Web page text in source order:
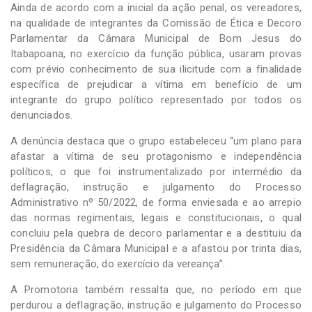
Ainda de acordo com a inicial da ação penal, os vereadores,
na qualidade de integrantes da Comissão de Ética e Decoro
Parlamentar da Câmara Municipal de Bom Jesus do
Itabapoana, no exercício da função pública, usaram provas
com prévio conhecimento de sua ilicitude com a finalidade
específica de prejudicar a vítima em benefício de um
integrante do grupo político representado por todos os
denunciados.
A denúncia destaca que o grupo estabeleceu “um plano para
afastar a vítima de seu protagonismo e independência
políticos, o que foi instrumentalizado por intermédio da
deflagração, instrução e julgamento do Processo
Administrativo nº 50/2022, de forma enviesada e ao arrepio
das normas regimentais, legais e constitucionais, o qual
concluiu pela quebra de decoro parlamentar e a destituiu da
Presidência da Câmara Municipal e a afastou por trinta dias,
sem remuneração, do exercício da vereança”.
A Promotoria também ressalta que, no período em que
perdurou a deflagração, instrução e julgamento do Processo